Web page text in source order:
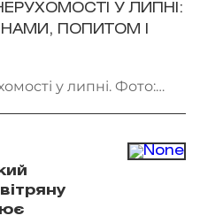
У ЛИПНІ:
ПОПИТОМ І
у липні. Фото: